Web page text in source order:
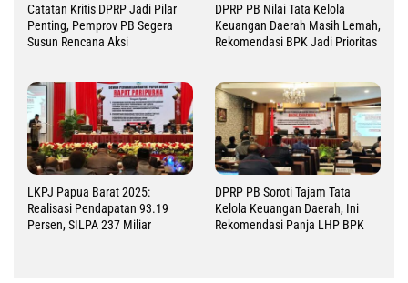
Catatan Kritis DPRP Jadi Pilar
Penting, Pemprov PB Segera
Susun Rencana Aksi
DPRP PB Nilai Tata Kelola
Keuangan Daerah Masih Lemah,
Rekomendasi BPK Jadi Prioritas
LKPJ Papua Barat 2025:
Realisasi Pendapatan 93.19
Persen, SILPA 237 Miliar
DPRP PB Soroti Tajam Tata
Kelola Keuangan Daerah, Ini
Rekomendasi Panja LHP BPK